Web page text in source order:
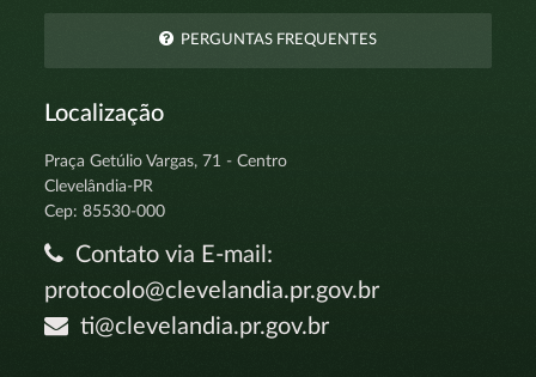
PERGUNTAS FREQUENTES
Localização
Praça Getúlio Vargas, 71 - Centro
Clevelândia-PR
Cep: 85530-000
Contato via E-mail:
protocolo@clevelandia.pr.gov.br
ti@clevelandia.pr.gov.br